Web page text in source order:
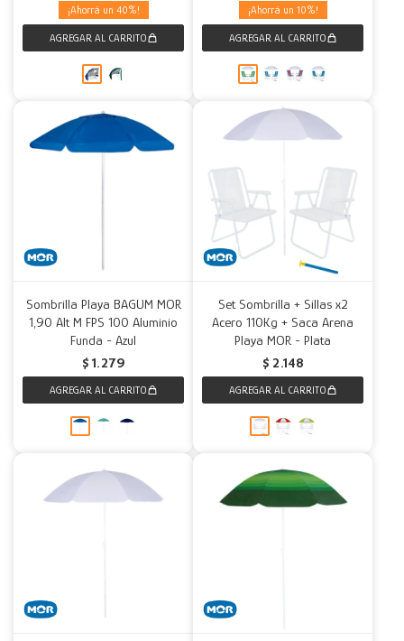
40
10
Sombrilla Playa BAGUM MOR
1,90 Alt M FPS 100 Aluminio
Funda - Azul
$ 1.279
Set Sombrilla + Sillas x2
Acero 110Kg + Saca Arena
Playa MOR - Plata
$ 2.148